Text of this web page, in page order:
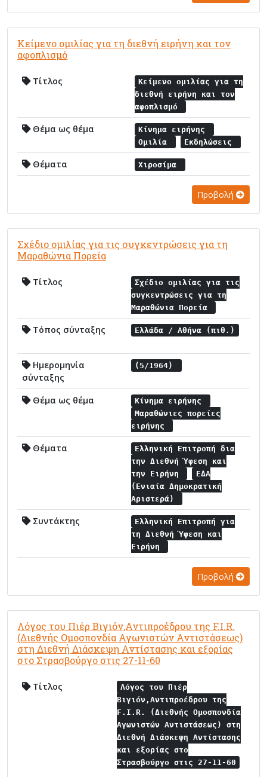
Κείμενο ομιλίας για τη διεθνή ειρήνη και τον
αφοπλισμό
Τίτλος
Κείμενο ομιλίας για τη
διεθνή ειρήνη και τον
αφοπλισμό
Θέμα ως θέμα
Κίνημα ειρήνης
Ομιλία
Εκδηλώσεις
Θέματα Χιροσίμα
Προβολή
Σχέδιο ομιλίας για τις συγκεντρώσεις για τη
Μαραθώνια Πορεία
Τίτλος
Σχέδιο ομιλίας για τις
συγκεντρώσεις για τη
Μαραθώνια Πορεία
Τόπος σύνταξης Ελλάδα / Αθήνα (πιθ.)
Ημερομηνία
σύνταξης
(5/1964)
Θέμα ως θέμα
Κίνημα ειρήνης
Μαραθώνιες πορείες
ειρήνης
Θέματα
Ελληνική Επιτροπή δια
την Διεθνή Ύφεση και
την Ειρήνη
ΕΔΑ
(Ενιαία Δημοκρατική
Αριστερά)
Συντάκτης
Ελληνική Επιτροπή για
τη Διεθνή Ύφεση και
Ειρήνη
Προβολή
Λόγος του Πιέρ Βιγιόν,Αντιπροέδρου της F.I.R.
(Διεθνής Ομοσπονδία Αγωνιστών Αντιστάσεως)
στη Διεθνή Διάσκεψη Αντίστασης και εξορίας
στο Στρασβούργο στις 27-11-60
Τίτλος
Λόγος του Πιέρ
Βιγιόν,Αντιπροέδρου της
F.I.R. (Διεθνής Ομοσπονδία
Αγωνιστών Αντιστάσεως) στη
Διεθνή Διάσκεψη Αντίστασης
και εξορίας στο
Στρασβούργο στις 27-11-60